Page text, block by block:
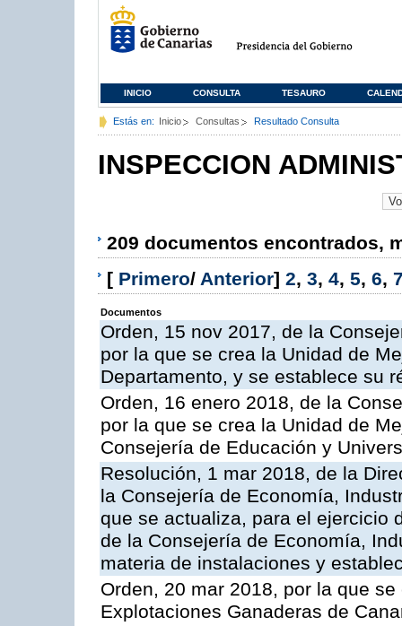
INICIO CONSULTA TESAURO
Estás en: Inicio Consultas Resultado Consulta
INSPECCION
209 documentos encontrados,
[ Primero/ Anterior] 2, 3, 4, 5, 6,
Documentos
Orden, 15 nov 2017, de la
por la que se crea la Unidad de
Departamento, y se establece su
Orden, 16 enero 2018, de la
por la que se crea la Unidad de
Consejería de Educación y
Resolución, 1 mar 2018, de la
la Consejería de Economía,
que se actualiza, para el ejercicio
de la Consejería de Economía,
materia de instalaciones y
Orden, 20 mar 2018, por la que
Explotaciones Ganaderas de